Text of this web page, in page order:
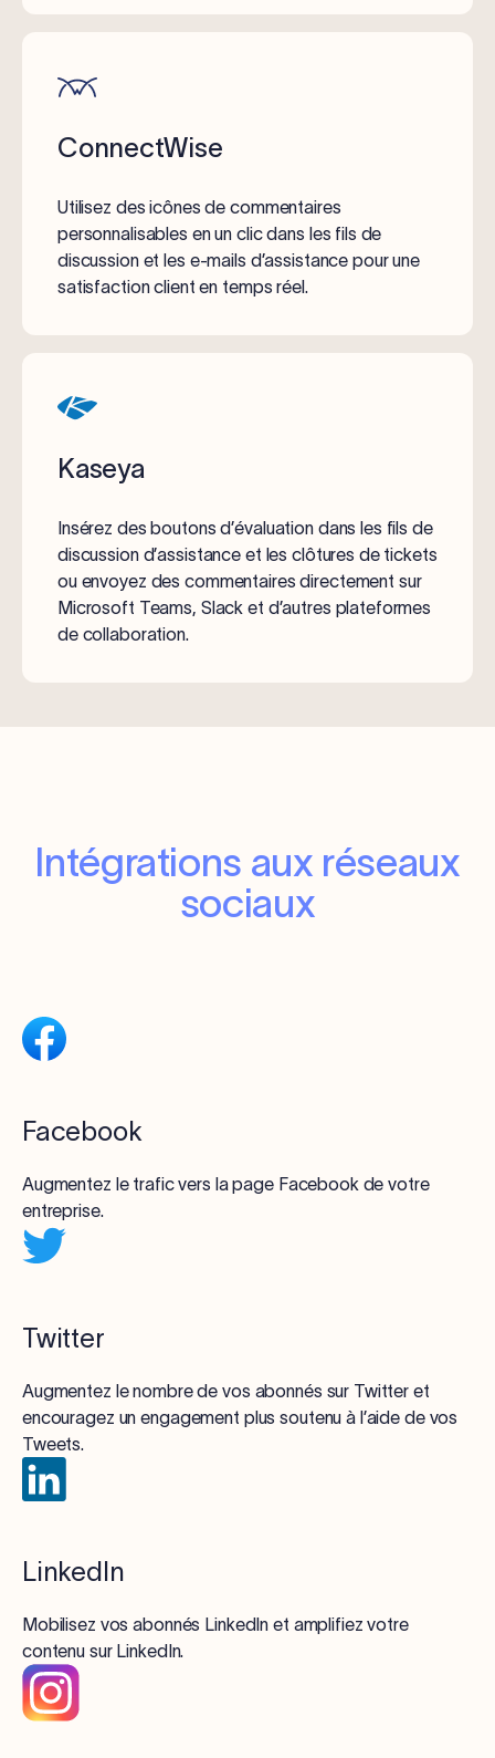
ConnectWise
Utilisez des icônes de commentaires
personnalisables en un clic dans les fils de
discussion et les e-mails d’assistance pour une
satisfaction client en temps réel.
Kaseya
Insérez des boutons d’évaluation dans les fils de
discussion d’assistance et les clôtures de tickets
ou envoyez des commentaires directement sur
Microsoft Teams, Slack et d’autres plateformes
de collaboration.
Intégrations aux réseaux
sociaux
Facebook
Augmentez le trafic vers la page Facebook de votre
entreprise.
Twitter
Augmentez le nombre de vos abonnés sur Twitter et
encouragez un engagement plus soutenu à l’aide de vos
Tweets.
LinkedIn
Mobilisez vos abonnés LinkedIn et amplifiez votre
contenu sur LinkedIn.